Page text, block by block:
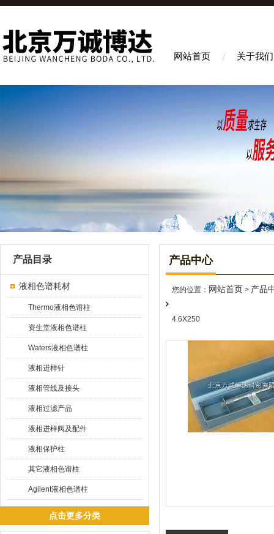
网站首页 关于我们
产品目录
液相色谱耗材
Thermo液相色谱柱
资生堂液相色谱柱
Waters液相色谱柱
液相进样针
液相管线及接头
液相过滤产品
液相进样阀及配件
液相保护柱
其它液相色谱柱
Agilent液相色谱柱
点击更多分类
产品中心
您的位置： 网站首页 > 产品
4.6X250